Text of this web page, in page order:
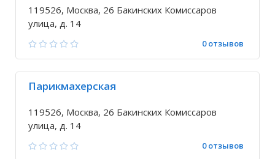
119526, Москва, 26 Бакинских Комиссаров
улица, д. 14
0 отзывов
Парикмахерская
119526, Москва, 26 Бакинских Комиссаров
улица, д. 14
0 отзывов